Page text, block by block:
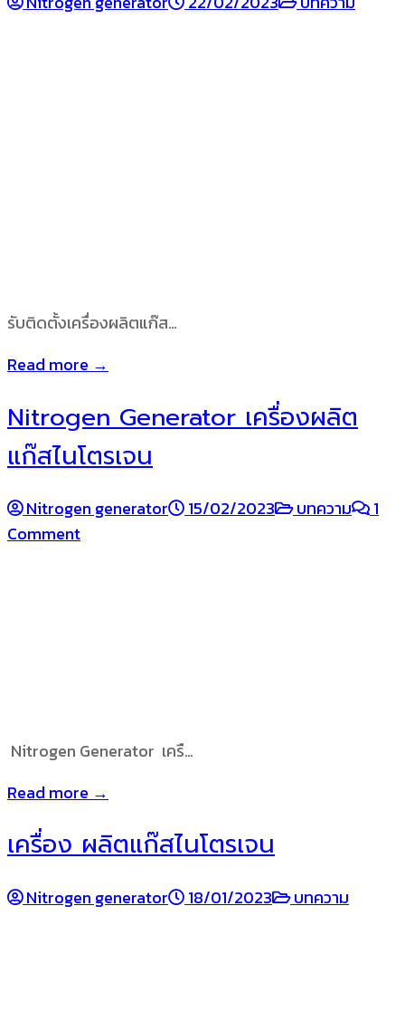
รับติดตั้งเครื่องผลิตแก๊ส…
Read more →
Nitrogen Generator เครื่องผลิต
แก๊สไนโตรเจน
Nitrogen generator 15/02/2023 บทความ
1
Comment
Nitrogen Generator เครื…
Read more →
เครื่อง ผลิตแก๊สไนโตรเจน
Nitrogen generator 18/01/2023 บทความ